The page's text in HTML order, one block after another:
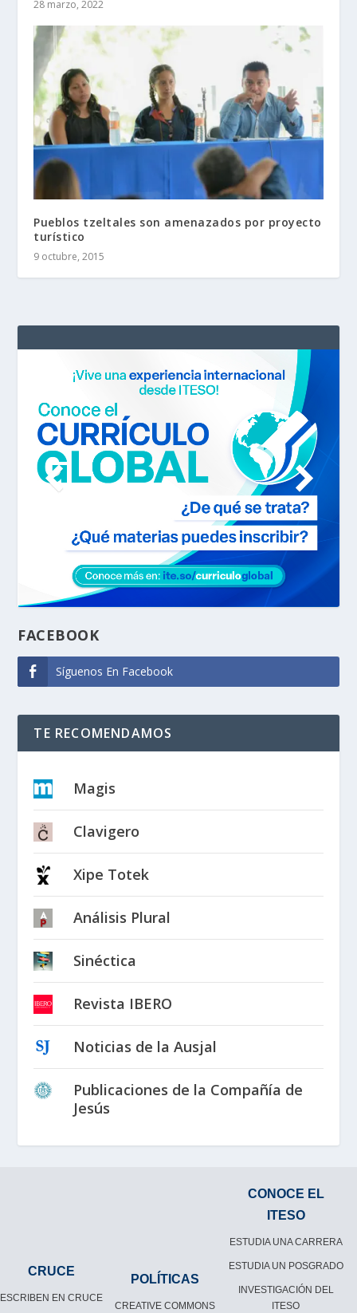
28 marzo, 2022
Pueblos tzeltales son amenazados por proyecto
turístico
9 octubre, 2015
FACEBOOK
Síguenos En Facebook
TE RECOMENDAMOS
Magis
Clavigero
Xipe Totek
Análisis Plural
Sinéctica
Revista IBERO
Noticias de la Ausjal
Publicaciones de la Compañía de
Jesús
CRUCE
ESCRIBEN EN CRUCE
POLÍTICAS
CREATIVE COMMONS
CONOCE EL
ITESO
ESTUDIA UNA CARRERA
ESTUDIA UN POSGRADO
INVESTIGACIÓN DEL
ITESO